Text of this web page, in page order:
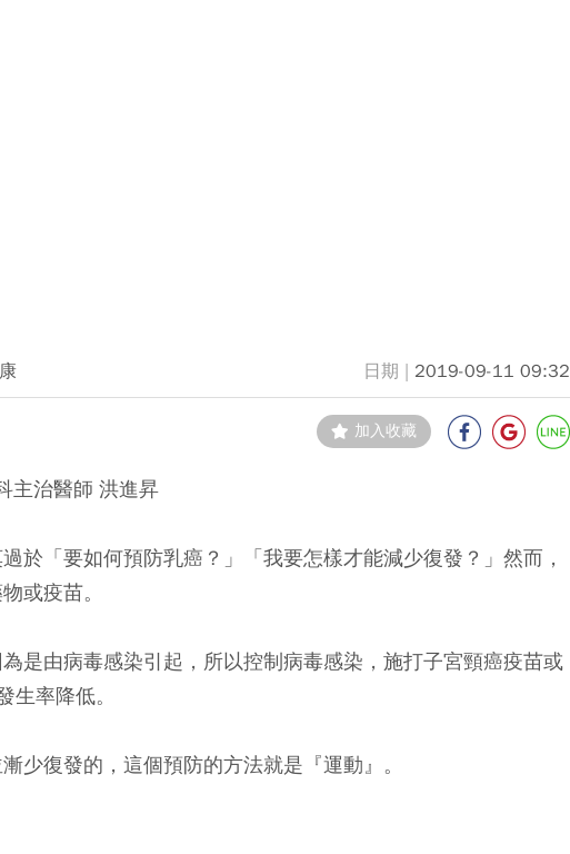
2019-09-11 09:32
加入收藏
主治醫師 洪進昇
於「要如何預防乳癌？」「我要怎樣才能減少復發？」然而，
或疫苗。
是由病毒感染引起，所以控制病毒感染，施打子宮頸癌疫苗或
率降低。
少復發的，這個預防的方法就是『運動』。